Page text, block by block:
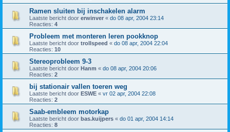
Ramen sluiten bij inschakelen alarm
Laatste bericht door erwinver « do 08 apr, 2004 23:14
Reacties: 4
Probleem met monteren leren pookknop
Laatste bericht door trollspeed « do 08 apr, 2004 22:04
Reacties: 10
Stereoprobleem 9-3
Laatste bericht door Hanm « do 08 apr, 2004 20:06
Reacties: 2
bij stationair vallen toeren weg
Laatste bericht door ESWE « vr 02 apr, 2004 22:08
Reacties: 2
Saab-embleem motorkap
Laatste bericht door bas.kuijpers « do 01 apr, 2004 14:14
Reacties: 8